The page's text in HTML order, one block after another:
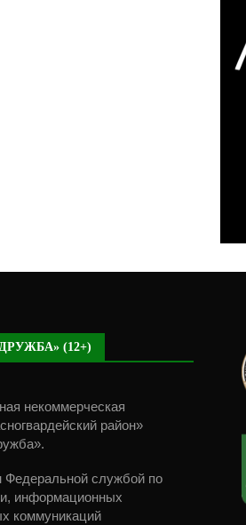
(12+)
некоммерческая
район»
Федеральной службой по
информационных
коммуникаций